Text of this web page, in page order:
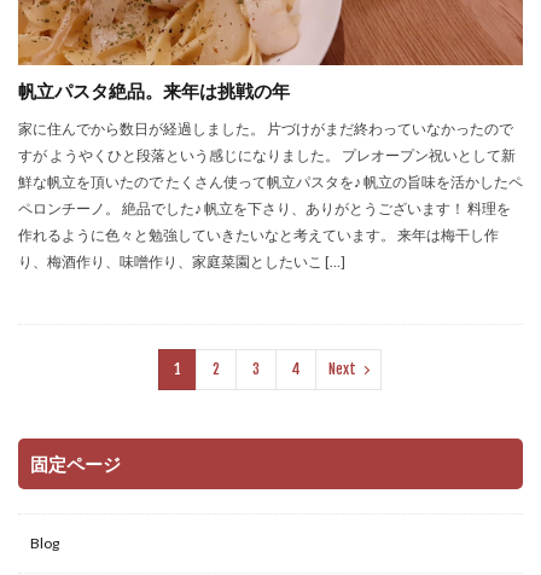
帆立パスタ絶品。来年は挑戦の年
家に住んでから数日が経過しました。 片づけがまだ終わっていなかったので
すが ようやくひと段落という感じになりました。 プレオープン祝いとして新
鮮な帆立を頂いたので たくさん使って帆立パスタを♪ 帆立の旨味を活かしたペ
ペロンチーノ。 絶品でした♪ 帆立を下さり、ありがとうございます！ 料理を
作れるように色々と勉強していきたいなと考えています。 来年は梅干し作
り、梅酒作り、味噌作り、家庭菜園としたいこ […]
1 2 3 4 Next
固定ページ
Blog